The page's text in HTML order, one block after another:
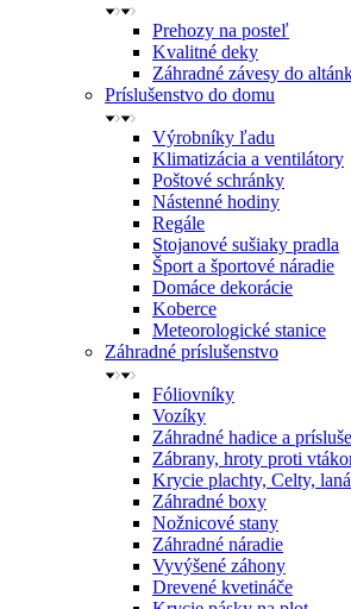
Prehozy na posteľ
Kvalitné deky
Záhradné závesy do
Príslušenstvo do domu
Výrobníky ľadu
Klimatizácia a ventilátory
Poštové schránky
Nástenné hodiny
Regále
Stojanové sušiaky pradla
Šport a športové náradie
Domáce dekorácie
Koberce
Meteorologické stanice
Záhradné príslušenstvo
Fóliovníky
Vozíky
Záhradné hadice a
Zábrany, hroty proti
Krycie plachty, Celty, laná
Záhradné boxy
Nožnicové stany
Záhradné náradie
Vyvýšené záhony
Drevené kvetináče